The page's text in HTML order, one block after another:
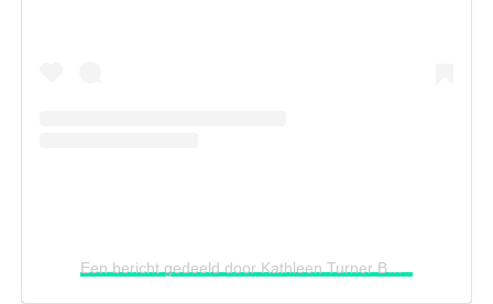
Een bericht gedeeld door Kathleen Turner BR (@kathleenturnerbr)